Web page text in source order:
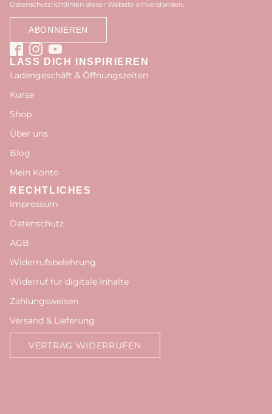
Datenschutzrichtlinien dieser Website einverstanden.
LASS DICH INSPIRIEREN
Ladengeschäft & Öffnungszeiten
Kurse
Shop
Über uns
Blog
Mein Konto
RECHTLICHES
Impressum
Datenschutz
AGB
Widerrufsbelehrung
Widerruf für digitale Inhalte
Zahlungsweisen
Versand & Lieferung
VERTRAG WIDERRUFEN